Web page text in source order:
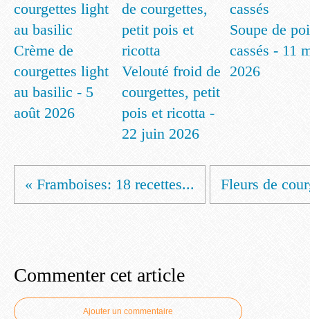
Crème de
courgettes light
au basilic - 5
août 2026
Velouté froid de
courgettes, petit
pois et ricotta -
22 juin 2026
Soupe de
cassés - 11
2026
« Framboises: 18 recettes... Fleurs de
Commenter cet article
Ajouter un commentaire